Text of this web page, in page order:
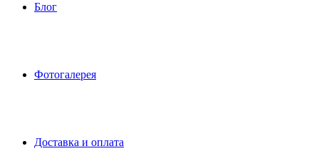
Блог
Фотогалерея
Доставка и оплата